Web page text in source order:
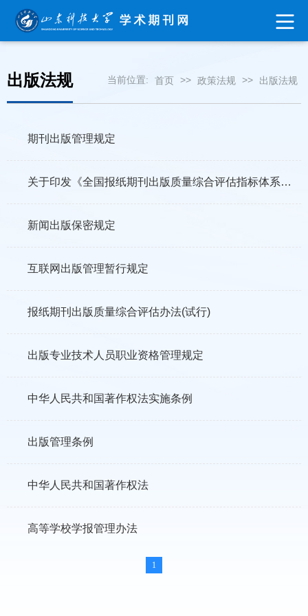
出版法规 当前位置: 首页 >> 政策法规 >> 出版法规
期刊出版管理规定
关于印发《全国报纸期刊出版质量综合评估指标体系（试行）》的通知
新闻出版保密规定
互联网出版管理暂行规定
报纸期刊出版质量综合评估办法(试行)
出版专业技术人员职业资格管理规定
中华人民共和国著作权法实施条例
出版管理条例
中华人民共和国著作权法
高等学校学报管理办法
1